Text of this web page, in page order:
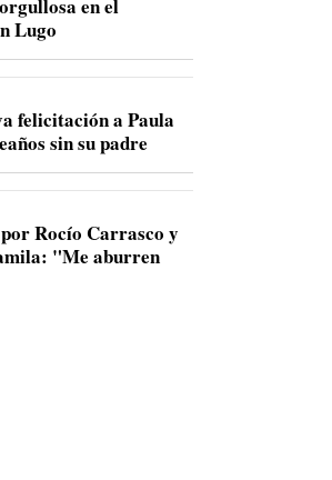
en el
Lugo
felicitación a Paula
sin su padre
Rocío Carrasco y
"Me aburren